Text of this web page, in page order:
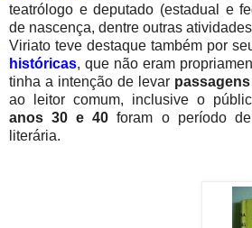
teatrólogo e deputado (estadual e
de nascença, dentre outras
Viriato teve destaque também por
históricas, que não eram
tinha a intenção de levar
ao leitor comum, inclusive o
anos 30 e 40 foram o período
literária.